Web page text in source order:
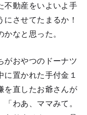
不動産をいよいよ手
させてたまるか！
なと思った。
がおやつのドーナツ
置かれた手付金１
を直したお爺さんが
わあ、ママみて。